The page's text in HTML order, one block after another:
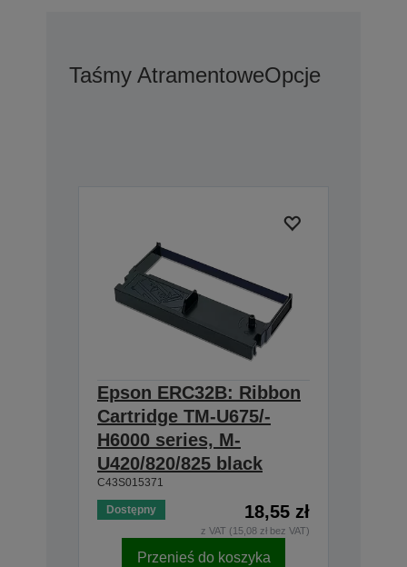
Taśmy AtramentoweOpcje
Epson ERC32B: Ribbon
Cartridge TM-U675/-
H6000 series, M-
U420/820/825 black
C43S015371
Dostępny 18,55 zł
z VAT (15,08 zł bez VAT)
Przenieś do koszyka